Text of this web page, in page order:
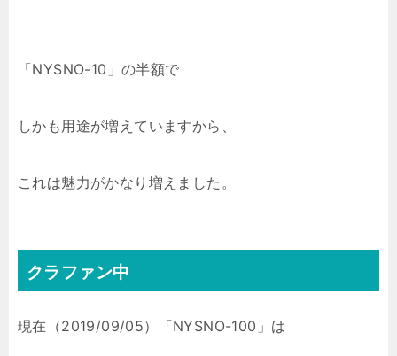
「NYSNO-10」の半額で
しかも用途が増えていますから、
これは魅力がかなり増えました。
クラファン中
現在（2019/09/05）「NYSNO-100」は